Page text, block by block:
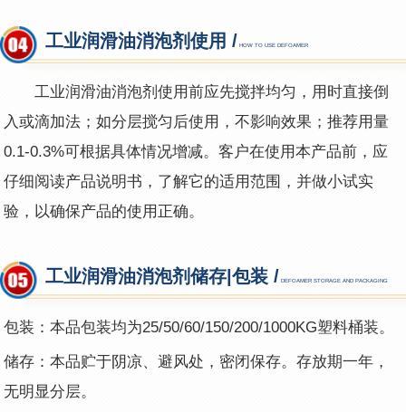
工业润滑油消泡剂使用 / HOW TO USE DEFOAMER
工业润滑油消泡剂使用前应先搅拌均匀，用时直接倒
入或滴加法；如分层搅匀后使用，不影响效果；推荐用量
0.1-0.3%可根据具体情况增减。客户在使用本产品前，应
仔细阅读产品说明书，了解它的适用范围，并做小试实
验，以确保产品的使用正确。
工业润滑油消泡剂储存|包装 / DEFOAMER STORAGE AND PACKAGING
包装：本品包装均为25/50/60/150/200/1000KG塑料桶装。
储存：本品贮于阴凉、避风处，密闭保存。存放期一年，
无明显分层。